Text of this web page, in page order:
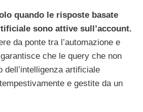
quando le risposte basate
sono attive sull’account.
da ponte tra l’automazione e
garantisce che le query che non
dell’intelligenza artificiale
e gestite da un